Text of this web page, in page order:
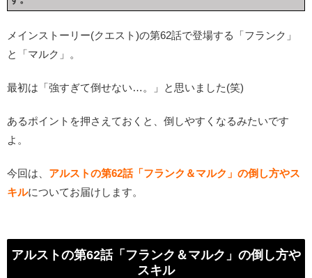
メインストーリー(クエスト)の第62話で登場する「フランク」
と「マルク」。
最初は「強すぎて倒せない…。」と思いました(笑)
あるポイントを押さえておくと、倒しやすくなるみたいです
よ。
今回は、 アルストの第62話「フランク＆マルク」の倒し方やス
キルについてお届けします。
アルストの第62話「フランク＆マルク」の倒し方や
スキル